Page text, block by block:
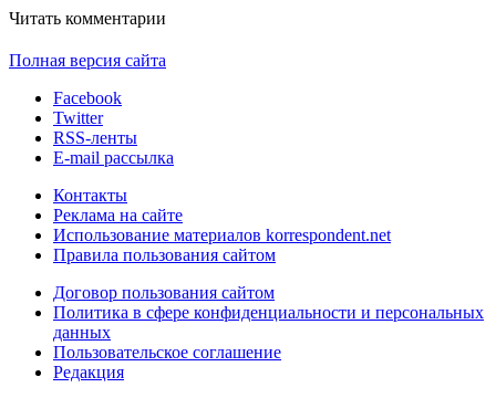
Читать комментарии
Полная версия сайта
Facebook
Twitter
RSS-ленты
E-mail рассылка
Контакты
Реклама на сайте
Использование материалов korrespondent.net
Правила пользования сайтом
Договор пользования сайтом
Политика в сфере конфиденциальности и персональных
данных
Пользовательское соглашение
Редакция